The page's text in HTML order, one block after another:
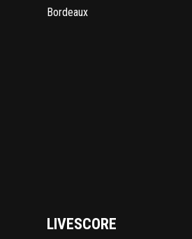
Bordeaux
LIVESCORE